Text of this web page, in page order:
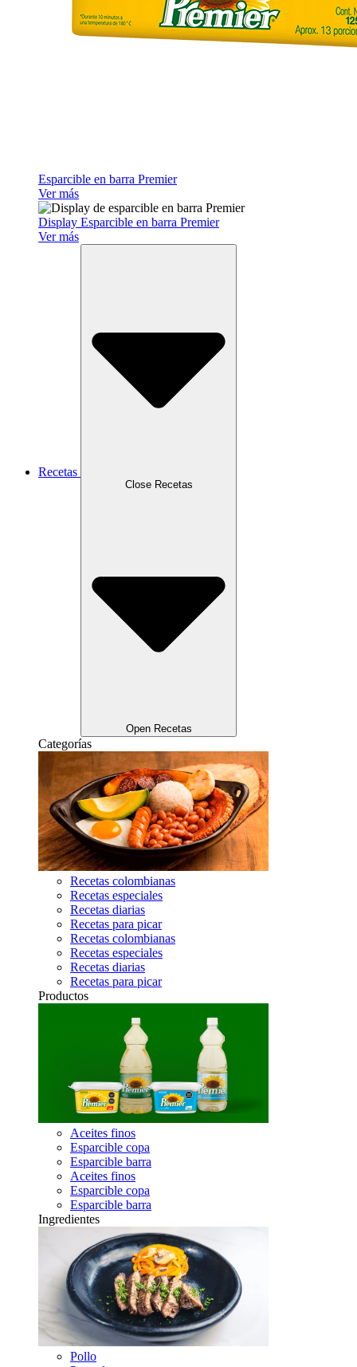
Esparcible en barra Premier
Ver más
Display Esparcible en barra Premier
Ver más
Recetas
Close Recetas
Open Recetas
Categorías
Recetas colombianas
Recetas especiales
Recetas diarias
Recetas para picar
Recetas colombianas
Recetas especiales
Recetas diarias
Recetas para picar
Productos
Aceites finos
Esparcible copa
Esparcible barra
Aceites finos
Esparcible copa
Esparcible barra
Ingredientes
Pollo